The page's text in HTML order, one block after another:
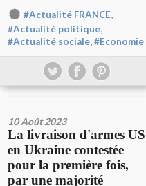
#Actualité FRANCE,
#Actualité politique,
#Actualité sociale,#Economie
10 Août 2023
La livraison d'armes US
en Ukraine contestée
pour la première fois,
par une majorité